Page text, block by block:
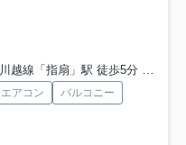
川越線「指扇」駅 徒歩5分 川越
エアコン
バルコニー